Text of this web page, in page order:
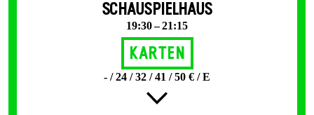
SCHAUSPIELHAUS
19:30 – 21:15
Karten
- / 24 / 32 / 41 / 50 € / E